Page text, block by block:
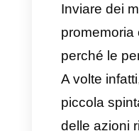
web,
in
possibili